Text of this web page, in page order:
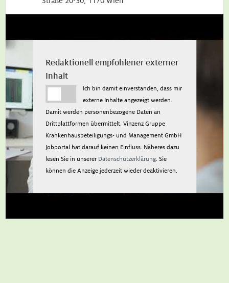
Redaktionell empfohlener externer
Inhalt
Ich bin damit einverstanden, dass mir
externe Inhalte angezeigt werden.
Damit werden personenbezogene Daten an
Drittplattformen übermittelt. Vinzenz Gruppe
Krankenhausbeteiligungs- und Management GmbH
Jobportal hat darauf keinen Einfluss. Näheres dazu
lesen Sie in unserer Datenschutzerklärung. Sie
können die Anzeige jederzeit wieder deaktivieren.